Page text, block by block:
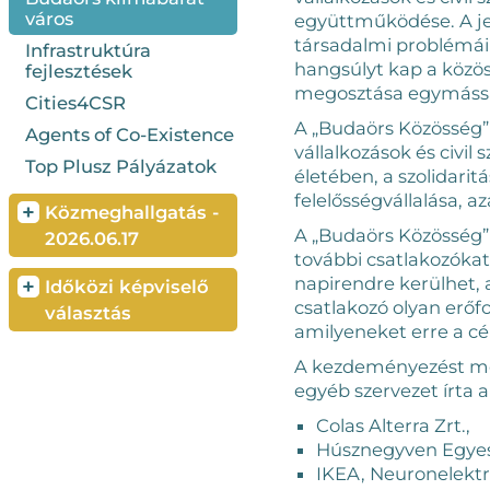
város
Infrastruktúra
fejlesztések
Cities4CSR
Agents of Co-Existence
Top Plusz Pályázatok
+ Közmeghallgatás -
2026.06.17
+ Időközi képviselő
választás
együttműködése. A
társadalmi
hangsúlyt kap a
megosztása
A „Budaörs
vállalkozások és civil
életében, a
felelősségvállalása,
A „Budaörs
további
napirendre kerülhet,
csatlakozó olyan
amilyeneket erre a
A kezdeményezést
egyéb szervezet írta
Colas Alterra Zrt.,
Húsznegyven
IKEA,